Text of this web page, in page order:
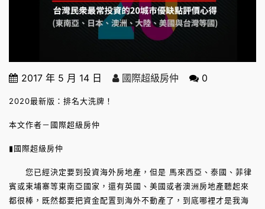
2017 年 5 月 14 日 國際超級房仲 0
2020最新版：排名大洗牌！
本文作者－國際超級房仲
▮國際超級房仲
您已經決定要到投資海外房地產，但是 馬來西亞、泰國、菲律
賓或柬埔寨等東南亞國家，還有英國、美國或者澳洲房地產聽起來
都很棒，既然都要把資金配置到海外不動產了，到底哪裡才是我海